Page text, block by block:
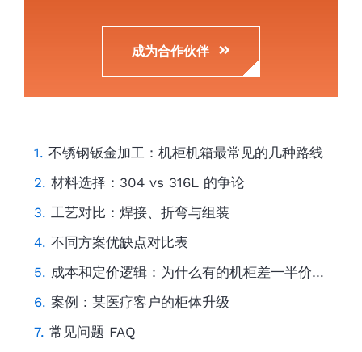
成为合作伙伴
不锈钢钣金加工：机柜机箱最常见的几种路线
材料选择：304 vs 316L 的争论
工艺对比：焊接、折弯与组装
不同方案优缺点对比表
成本和定价逻辑：为什么有的机柜差一半价格？
案例：某医疗客户的柜体升级
常见问题 FAQ